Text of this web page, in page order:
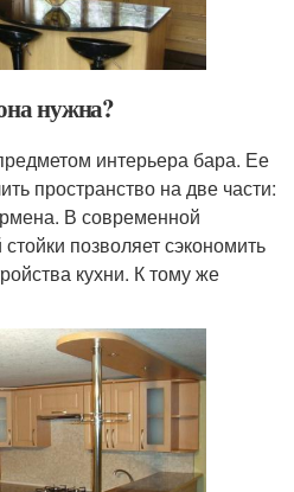
нужна?
интерьера бара. Ее
пространство на две части:
В современной
позволяет сэкономить
кухни. К тому же